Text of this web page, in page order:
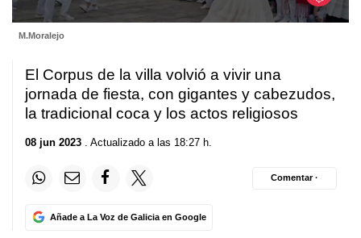
seconds
minute,
M.Moralejo
El Corpus de la villa volvió a vivir una
jornada de fiesta, con gigantes y cabezudos,
la tradicional coca y los actos religiosos
08 jun 2023 . Actualizado a las 18:27 h.
Añade a La Voz de Galicia en Google
Comentar ·